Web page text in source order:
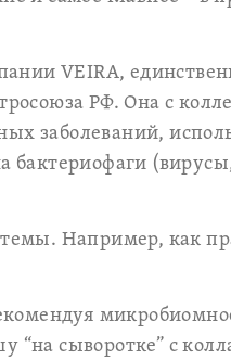
VEIRA,
РФ. Она с
заболеваний,
бактериофаги
Например, как
сыворотке” с